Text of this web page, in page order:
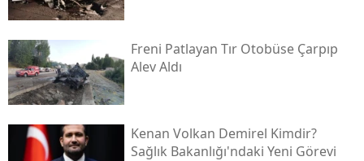
Freni Patlayan Tır Otobüse Çarpıp
Alev Aldı
Kenan Volkan Demirel Kimdir?
Sağlık Bakanlığı'ndaki Yeni Görevi